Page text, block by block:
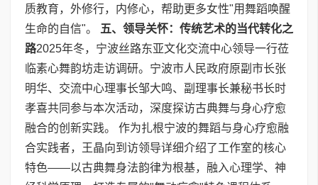
质教育，外修行，内修心，帮助更多女性"用舞蹈唤醒
生命的自信"。
五、领导关怀：传统艺术的当代转化之
路2025年冬，宁波丝路东亚文化交流中心领导一行莅
临素心舞韵坊走访调研。宁波市人民政府原副市长张
明华、交流中心理事长邹大鸣、副理事长兼秘书长时
孝喜共同参与本次活动，深度探访古典舞与身心疗愈
融合的创新实践。 作为扎根宁波的舞蹈与身心疗愈融
合实践者，王晶向到访领导详细介绍了工作室的核心
特色——以古典舞身法韵律为根基，融入心理学、神